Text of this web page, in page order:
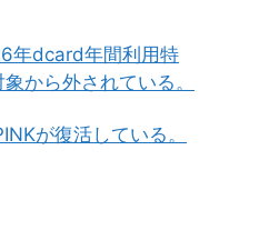
年dcard年間利用特
から外されている。
が復活している。